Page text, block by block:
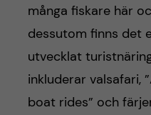
många fiskare här
dessutom finns det
utvecklat
inkluderar valsafari,
boat rides” och